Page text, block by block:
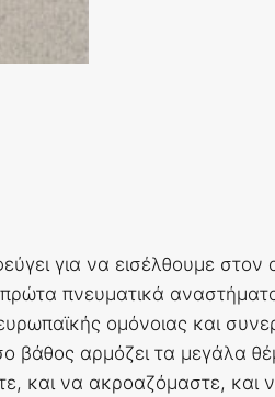
για να εισέλθουμε
πνευματικά
ομόνοιας και
βάθος αρμόζει τα μεγάλα
και να ακροαζόμαστε, και